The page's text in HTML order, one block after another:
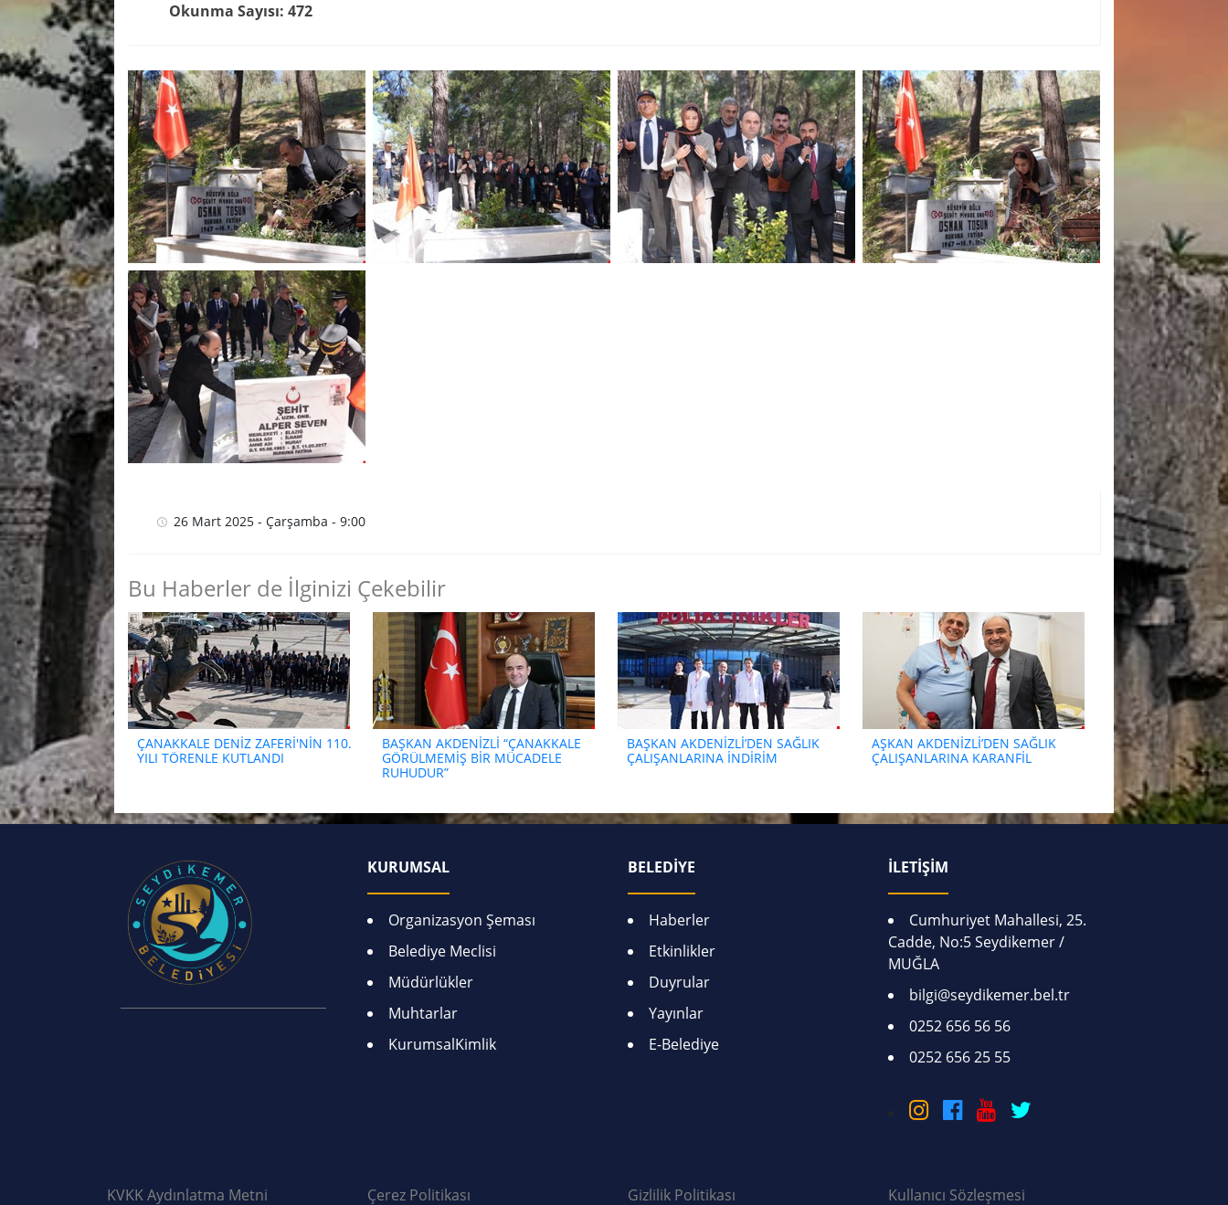
Okunma Sayısı: 472
26 Mart 2025 - Çarşamba - 9:00
Bu Haberler de İlginizi Çekebilir
ÇANAKKALE DENİZ ZAFERİ'NİN 110.
YILI TÖRENLE KUTLANDI
BAŞKAN AKDENİZLİ “ÇANAKKALE
GÖRÜLMEMİŞ BİR MÜCADELE
RUHUDUR”
BAŞKAN AKDENİZLİ’DEN SAĞLIK
ÇALIŞANLARINA İNDİRİM
AŞKAN AKDENİZLİ’DEN SAĞLIK
ÇALIŞANLARINA KARANFİL
KURUMSAL
Organizasyon Şeması
Belediye Meclisi
Müdürlükler
Muhtarlar
KurumsalKimlik
BELEDİYE
Haberler
Etkinlikler
Duyrular
Yayınlar
E-Belediye
İLETİŞİM
Cumhuriyet Mahallesi, 25.
Cadde, No:5 Seydikemer /
MUĞLA
bilgi@seydikemer.bel.tr
0252 656 56 56
0252 656 25 55
KVKK Aydınlatma Metni Çerez Politikası Gizlilik Politikası Kullanıcı Sözleşmesi